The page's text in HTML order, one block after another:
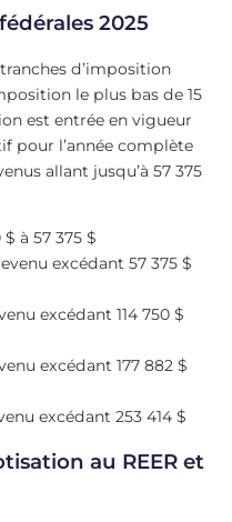
2025
d’imposition
le plus bas de 15
est entrée en vigueur
pour l’année complète
allant jusqu’à 57 375
à 57 375 $
excédant 57 375 $
excédant 114 750 $
excédant 177 882 $
excédant 253 414 $
au REER et